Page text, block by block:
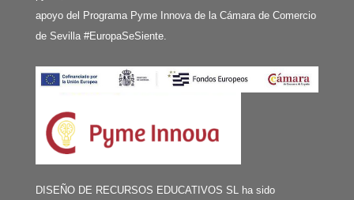
apoyo del Programa Pyme Innova de la Cámara de Comercio
de Sevilla #EuropaSeSiente.
DISEÑO DE RECURSOS EDUCATIVOS SL ha sido